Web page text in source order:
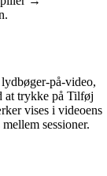
på-video,
at trykke på Tilføj
vises i videoens
sessioner.